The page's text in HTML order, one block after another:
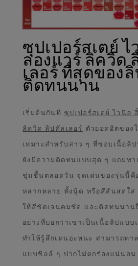
ซุปเปอร์สเตย์ ไ
ลองแวร์ ลิควิด
เลอร์ ที่สุดของ
ติดทนนาน
เริ่มต้นกันที่ ซุปเปอร์สเตย์ ไวนิล
ลิควิด ลิปคัลเลอร์ ตัวยอดฮิตของ
เหมาะสำหรับสาว ๆ ที่ชอบเนื้อลิ
ยังมีความติดทนแบบสุด ๆ แถมทา
ชุ่มชื้นตลอดวัน จุดเด่นของรุ่นนี้คื
หลากหลาย ทั้งนู้ด หรือสีสันสดใส
ให้สีชัดเจนคมชัด และติดทนนาน
อย่างที่บอกว่าเขาเป็นเนื้อลิปแบบ
ทำให้รู้สึกเหนอะหนะ สามารถทา
แบบชิลล์ ๆ ปากไม่ตกร่องแน่นอน